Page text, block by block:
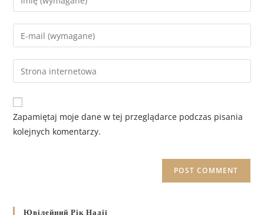
Zapamiętaj moje dane w tej przeglądarce podczas pisania
kolejnych komentarzy.
Ювілейний Рік Надії